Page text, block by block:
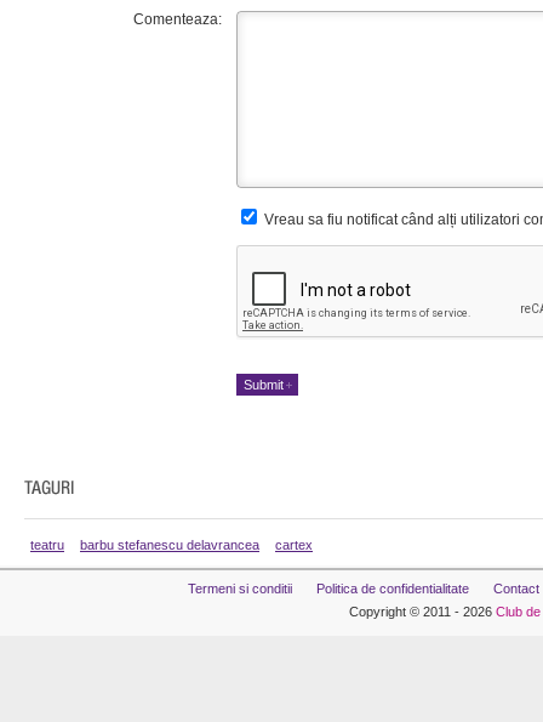
Comenteaza:
Vreau sa fiu notificat când alți utilizatori
teatru barbu stefanescu delavrancea cartex
Termeni si conditii Politica de confidentialitate
Contact
Copyright © 2011 - 2026 Club